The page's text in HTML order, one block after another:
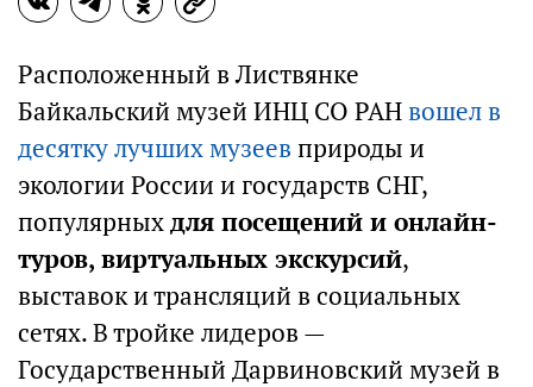
Расположенный в Листвянке
Байкальский музей ИНЦ СО РАНвошел в
десятку лучших музеев природы и
экологии России и государств СНГ,
популярныхдля посещений и онлайн-
туров, виртуальных экскурсий,
выставок и трансляций в социальных
сетях. В тройке лидеров —
Государственный Дарвиновский музей в